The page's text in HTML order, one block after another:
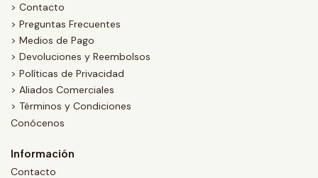
> Contacto
> Preguntas Frecuentes
> Medios de Pago
> Devoluciones y Reembolsos
> Políticas de Privacidad
> Aliados Comerciales
> Términos y Condiciones
Conócenos
Información
Contacto